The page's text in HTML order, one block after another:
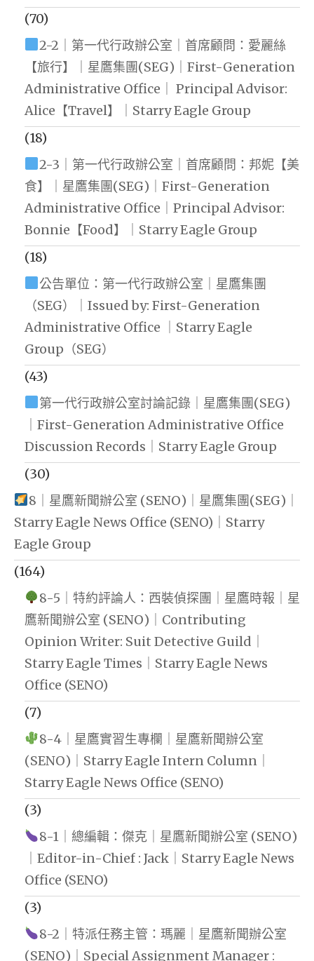
(70)
2-2｜第一代行政辦公室｜首席顧問：愛麗絲
【旅行】｜星鷹集團(SEG)｜First-Generation
Administrative Office｜ Principal Advisor:
Alice【Travel】｜Starry Eagle Group
(18)
2-3｜第一代行政辦公室｜首席顧問：邦妮【美
食】｜星鷹集團(SEG)｜First-Generation
Administrative Office｜Principal Advisor:
Bonnie【Food】｜Starry Eagle Group
(18)
公告單位：第一代行政辦公室｜星鷹集團
（SEG）｜Issued by: First-Generation
Administrative Office ｜Starry Eagle
Group（SEG）
(43)
第一代行政辦公室討論記錄｜星鷹集團(SEG)
｜First-Generation Administrative Office
Discussion Records｜Starry Eagle Group
(30)
8｜星鷹新聞辦公室 (SENO)｜星鷹集團(SEG)｜
Starry Eagle News Office (SENO)｜Starry
Eagle Group
(164)
8-5｜特約評論人：西裝偵探團｜星鷹時報｜星
鷹新聞辦公室 (SENO)｜Contributing
Opinion Writer: Suit Detective Guild｜
Starry Eagle Times｜Starry Eagle News
Office (SENO)
(7)
8-4｜星鷹實習生專欄｜星鷹新聞辦公室
(SENO)｜Starry Eagle Intern Column｜
Starry Eagle News Office (SENO)
(3)
8-1｜總編輯：傑克｜星鷹新聞辦公室 (SENO)
｜Editor-in-Chief : Jack｜Starry Eagle News
Office (SENO)
(3)
8-2｜特派任務主管：瑪麗｜星鷹新聞辦公室
(SENO)｜Special Assignment Manager :